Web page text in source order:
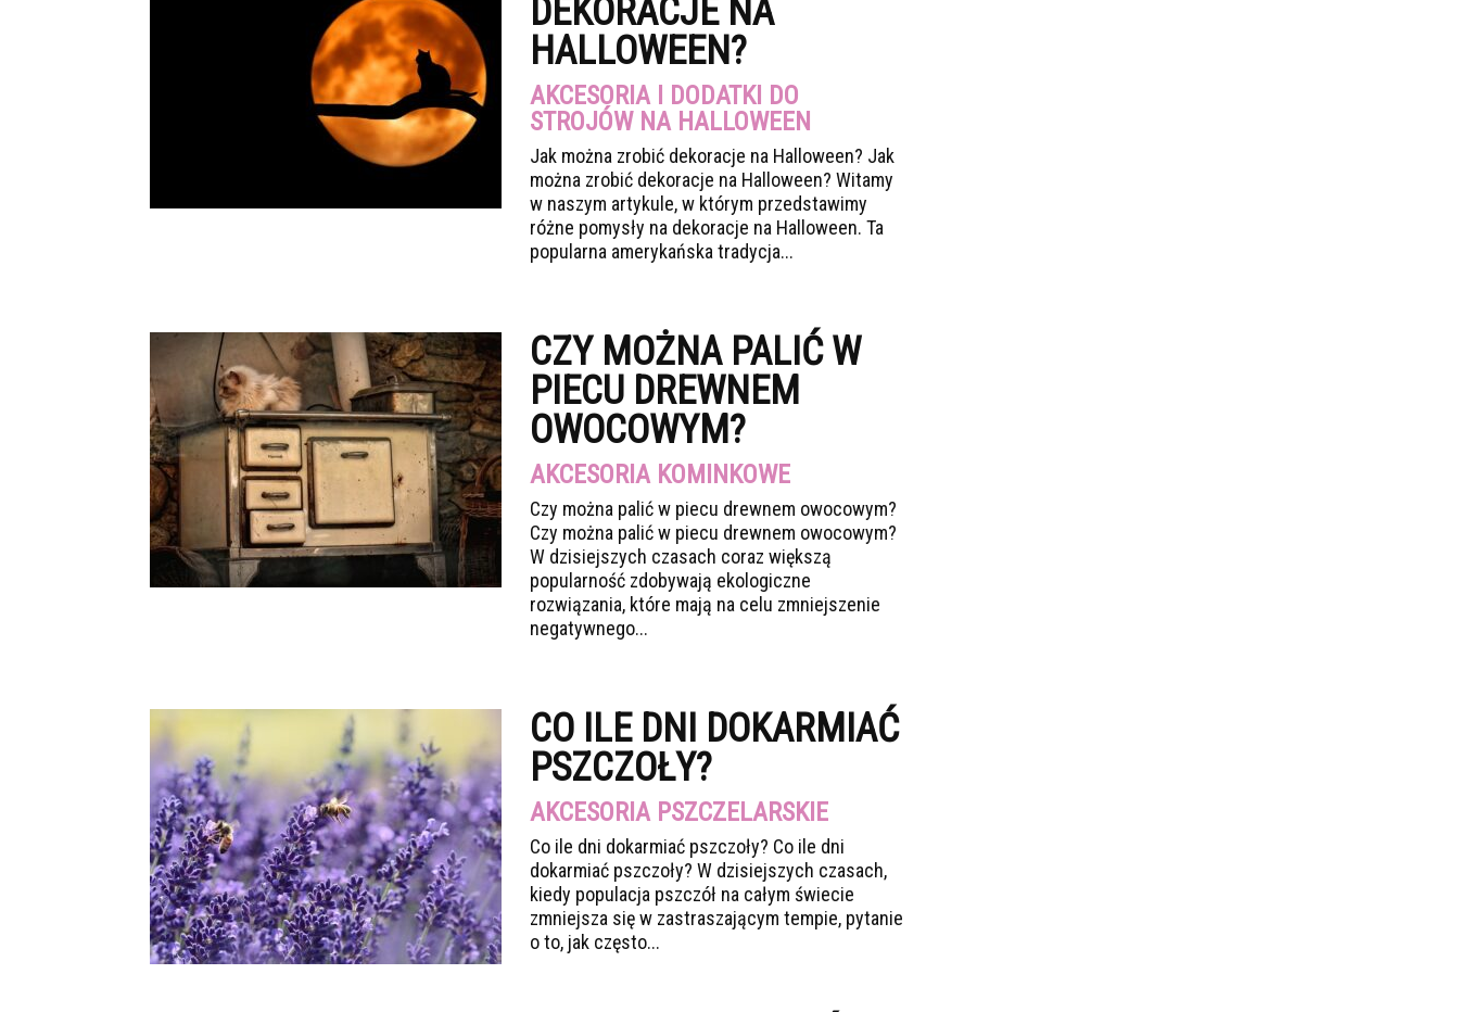
DEKORACJE NA
HALLOWEEN?
AKCESORIA I DODATKI DO
STROJÓW NA HALLOWEEN
Jak można zrobić dekoracje na Halloween? Jak
można zrobić dekoracje na Halloween? Witamy
w naszym artykule, w którym przedstawimy
różne pomysły na dekoracje na Halloween. Ta
popularna amerykańska tradycja...
CZY MOŻNA PALIĆ W
PIECU DREWNEM
OWOCOWYM?
AKCESORIA KOMINKOWE
Czy można palić w piecu drewnem owocowym?
Czy można palić w piecu drewnem owocowym?
W dzisiejszych czasach coraz większą
popularność zdobywają ekologiczne
rozwiązania, które mają na celu zmniejszenie
negatywnego...
CO ILE DNI DOKARMIAĆ
PSZCZOŁY?
AKCESORIA PSZCZELARSKIE
Co ile dni dokarmiać pszczoły? Co ile dni
dokarmiać pszczoły? W dzisiejszych czasach,
kiedy populacja pszczół na całym świecie
zmniejsza się w zastraszającym tempie, pytanie
o to, jak często...